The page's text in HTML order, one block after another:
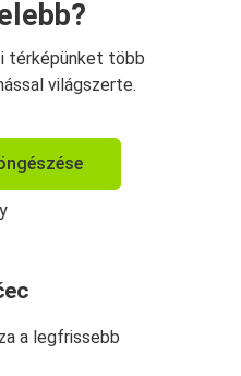
térképünket több
világszerte.
a legfrissebb